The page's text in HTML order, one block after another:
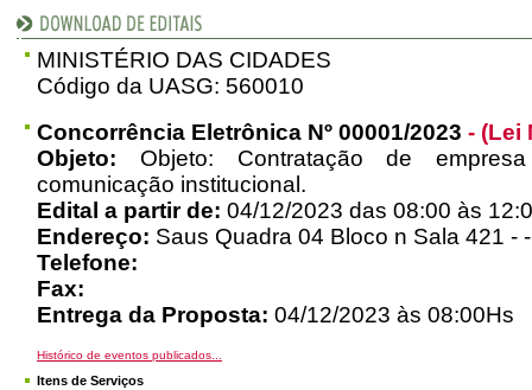
MINISTÉRIO DAS CIDADES
Código da UASG: 560010
Concorrência Eletrônica Nº 00001/2023 - (Lei
Objeto: Objeto: Contratação de
comunicação institucional.
Edital a partir de: 04/12/2023 das 08:00 às
Endereço: Saus Quadra 04 Bloco n Sala 421 -
Telefone:
Fax:
Entrega da Proposta: 04/12/2023 às 08:00Hs
Histórico de eventos publicados...
Itens de Serviços